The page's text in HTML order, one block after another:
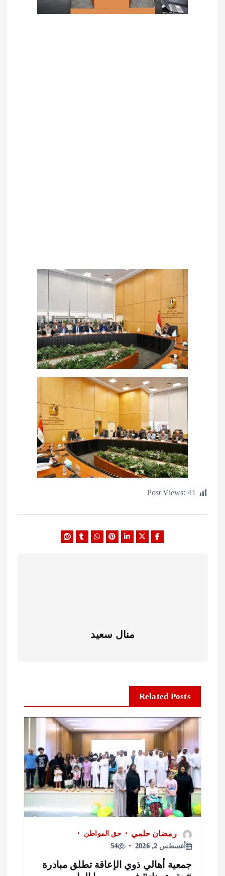
Post Views:
منال سعيد
Related Posts
رمضان حلمي
حق المواطن
أغسطس 2, 2026
54
أهالي ذوي الإعاقة تطلق مبادرة